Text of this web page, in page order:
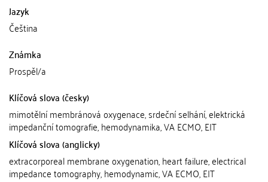
Jazyk
Čeština
Známka
Prospěl/a
Klíčová slova (česky)
mimotělní membránová oxygenace, srdeční selhání, elektrická
impedanční tomografie, hemodynamika, VA ECMO, EIT
Klíčová slova (anglicky)
extracorporeal membrane oxygenation, heart failure, electrical
impedance tomography, hemodynamic, VA ECMO, EIT